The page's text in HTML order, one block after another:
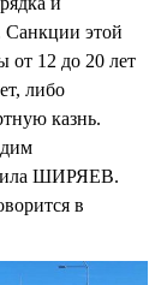
Санкции этой
от 12 до 20 лет
либо
казнь.
ШИРЯЕВ.
в